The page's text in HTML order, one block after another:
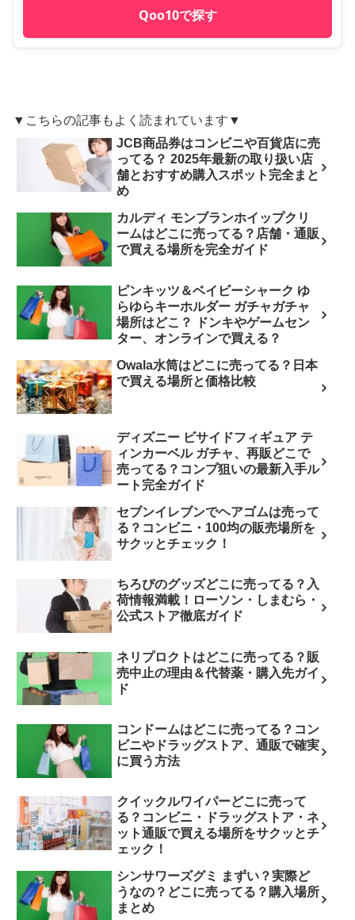
Qoo10で探す
▼こちらの記事もよく読まれています▼
JCB商品券はコンビニや百貨店に売
ってる？ 2025年最新の取り扱い店
舗とおすすめ購入スポット完全まと
め
カルディ モンブランホイップクリ
ームはどこに売ってる？店舗・通販
で買える場所を完全ガイド
ピンキッツ＆ベイビーシャーク ゆ
らゆらキーホルダー ガチャガチャ
場所はどこ？ ドンキやゲームセン
ター、オンラインで買える？
Owala水筒はどこに売ってる？日本
で買える場所と価格比較
ディズニー ビサイドフィギュア テ
ィンカーベル ガチャ、再販どこで
売ってる？コンプ狙いの最新入手ル
ート完全ガイド
セブンイレブンでヘアゴムは売って
る？コンビニ・100均の販売場所を
サクッとチェック！
ちろぴのグッズどこに売ってる？入
荷情報満載！ローソン・しまむら・
公式ストア徹底ガイド
ネリプロクトはどこに売ってる？販
売中止の理由＆代替薬・購入先ガイ
ド
コンドームはどこに売ってる？コン
ビニやドラッグストア、通販で確実
に買う方法
クイックルワイパーどこに売って
る？コンビニ・ドラッグストア・ネ
ット通販で買える場所をサクッとチ
ェック！
シンサワーズグミ まずい？実際ど
うなの？どこに売ってる？購入場所
まとめ